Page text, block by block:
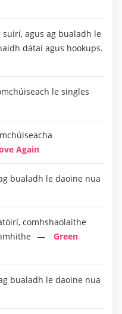
suirí, agus ag bualadh le
dátaí agus hookups.
le singles
Again
bualadh le daoine nua
comhshaolaithe
Green
bualadh le daoine nua